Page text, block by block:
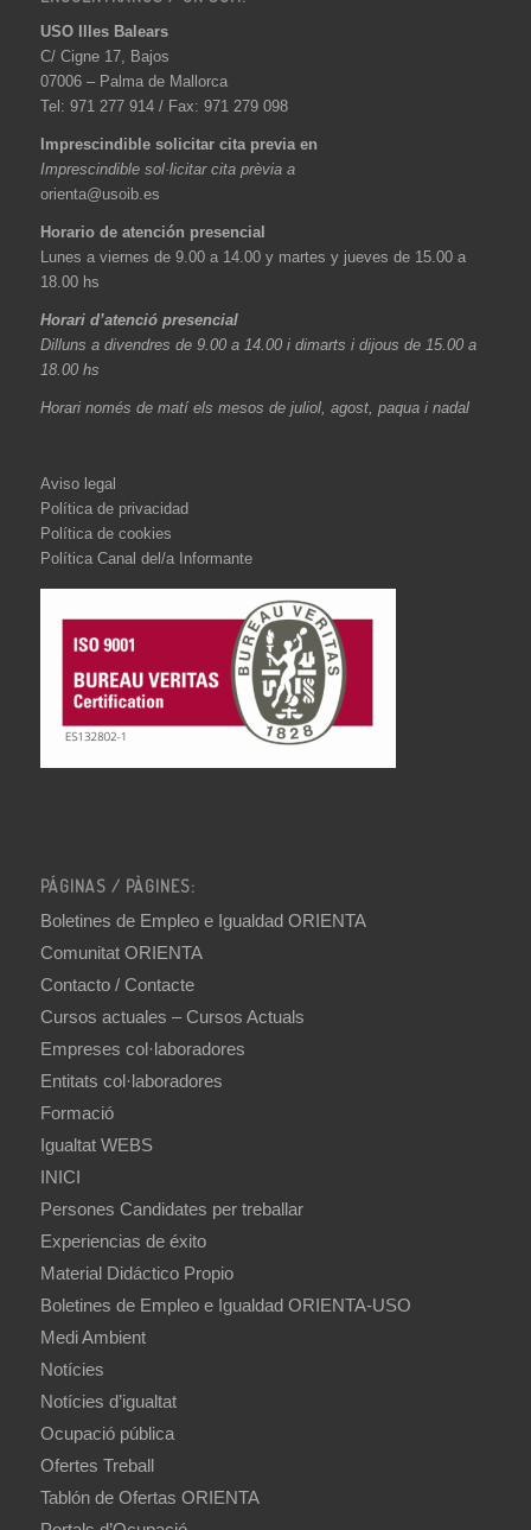
USO Illes Balears
C/ Cigne 17, Bajos
07006 – Palma de Mallorca
Tel: 971 277 914 / Fax: 971 279 098
Imprescindible solicitar cita previa en
Imprescindible sol·licitar cita prèvia a
orienta@usoib.es
Horario de atención presencial
Lunes a viernes de 9.00 a 14.00 y martes y jueves de 15.00 a
18.00 hs
Horari d’atenció presencial
Dilluns a divendres de 9.00 a 14.00 i dimarts i dijous de 15.00 a
18.00 hs
Horari només de matí els mesos de juliol, agost, paqua i nadal
Aviso legal
Política de privacidad
Política de cookies
Política Canal del/a Informante
PÁGINAS / PÀGINES:
Boletines de Empleo e Igualdad ORIENTA
Comunitat ORIENTA
Contacto / Contacte
Cursos actuales – Cursos Actuals
Empreses col·laboradores
Entitats col·laboradores
Formació
Igualtat WEBS
INICI
Persones Candidates per treballar
Experiencias de éxito
Material Didáctico Propio
Boletines de Empleo e Igualdad ORIENTA-USO
Medi Ambient
Notícies
Notícies d’igualtat
Ocupació pública
Ofertes Treball
Tablón de Ofertas ORIENTA